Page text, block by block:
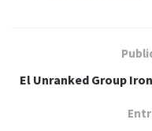
El Unranked Group